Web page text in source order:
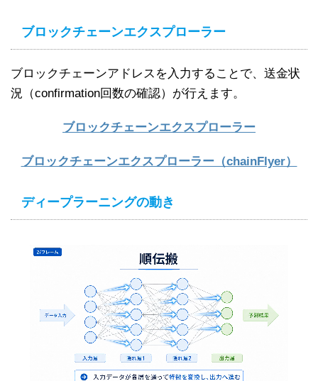
ブロックチェーンエクスプローラー
ブロックチェーンアドレスを入力することで、送金状
況（confirmation回数の確認）が行えます。
ブロックチェーンエクスプローラー
ブロックチェーンエクスプローラー（chainFlyer）
ディープラーニングの動き